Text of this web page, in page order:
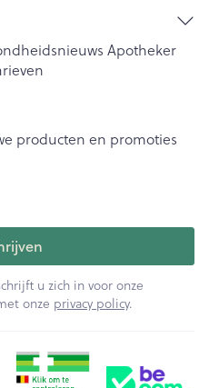
Apotheker
producten en promoties
u zich in voor onze
onze privacy policy.